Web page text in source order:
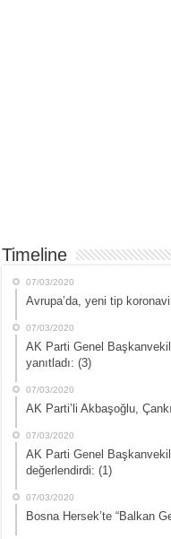
Timeline
07/03/2020
Avrupa’da, yeni tip
07/03/2020
AK Parti Genel
yanıtladı: (3)
07/03/2020
AK Parti’li Akbaşoğlu,
07/03/2020
AK Parti Genel
değerlendirdi: (1)
07/03/2020
Bosna Hersek’te “Balkan